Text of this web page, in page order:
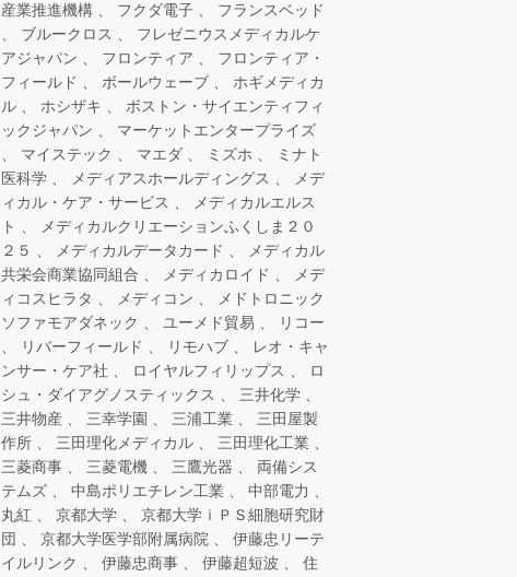
産業推進機構
フクダ電子
フランスベッド
ブルークロス
フレゼニウスメディカルケ
アジャパン
フロンティア
フロンティア・
フィールド
ボールウェーブ
ホギメディカ
ル
ホシザキ
ボストン・サイエンティフィ
ックジャパン
マーケットエンタープライズ
マイステック
マエダ ミズホ
ミナト
医科学
メディアスホールディングス
メデ
ィカル・ケア・サービス
メディカルエルス
ト
メディカルクリエーションふくしま２０
２５
メディカルデータカード
メディカル
共栄会商業協同組合
メディカロイド
メデ
ィコスヒラタ
メディコン
メドトロニック
ソファモアダネック
ユーメド貿易
リコー
リバーフィールド
リモハブ
レオ・キャ
ンサー・ケア社
ロイヤルフィリップス
ロ
シュ・ダイアグノスティックス
三井化学
三井物産
三幸学園 三浦工業
三田屋製
作所
三田理化メディカル
三田理化工業
三菱商事
三菱電機 三鷹光器
両備シス
テムズ
中島ポリエチレン工業
中部電力
丸紅
京都大学
京都大学ｉＰＳ細胞研究財
団
京都大学医学部附属病院
伊藤忠リーテ
イルリンク
伊藤忠商事 伊藤超短波
住